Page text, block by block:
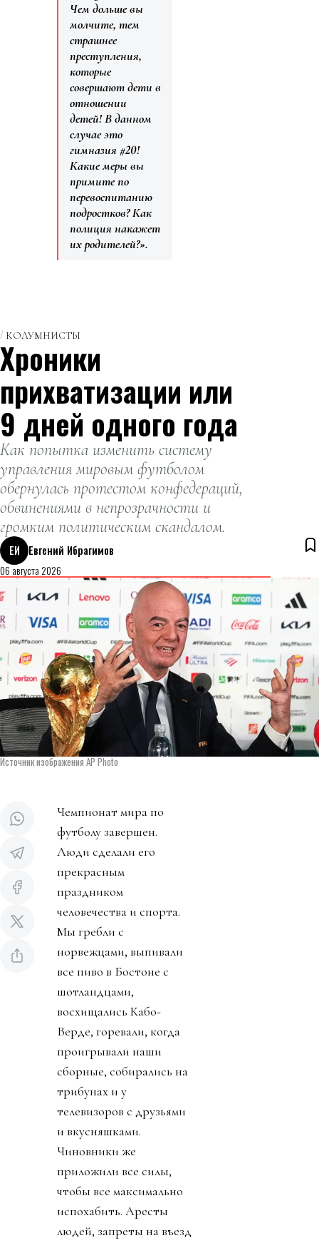
Чем дольше вы
молчите, тем
страшнее
преступления,
которые
совершают дети в
отношении
детей! В данном
случае это
гимназия #20!
Какие меры вы
примите по
перевоспитанию
подростков? Как
полиция накажет
их родителей?».
КОЛУМНИСТЫ
Хроники
прихватизации или
9 дней одного года
Как попытка изменить систему
управления мировым футболом
обернулась протестом конфедераций,
обвинениями в непрозрачности и
громким политическим скандалом.
ЕИ
Евгений Ибрагимов
06 августа 2026
Источник изображения AP Photo
Чемпионат мира по
футболу завершен.
Люди сделали его
прекрасным
праздником
человечества и спорта.
Мы гребли с
норвежцами, выпивали
все пиво в Бостоне с
шотландцами,
восхищались Кабо-
Верде, горевали, когда
проигрывали наши
сборные, собирались на
трибунах и у
телевизоров с друзьями
и вкусняшками.
Чиновники же
приложили все силы,
чтобы все максимально
испохабить. Аресты
людей, запреты на въезд